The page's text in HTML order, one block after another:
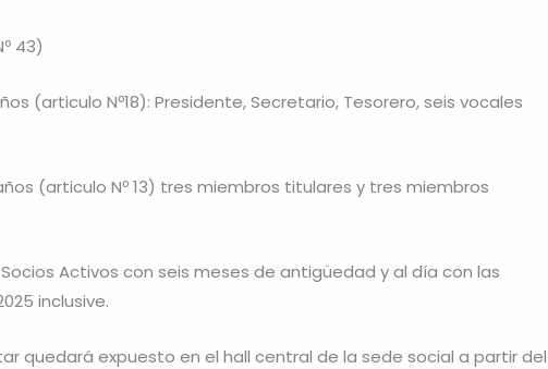
43)
(articulo Nº18): Presidente, Secretario, Tesorero, seis vocales
(articulo Nº 13) tres miembros titulares y tres miembros
Activos con seis meses de antigüedad y al día con las
inclusive.
quedará expuesto en el hall central de la sede social a partir del